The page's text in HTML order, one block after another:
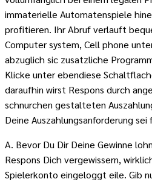
immaterielle Automatenspiele
profitieren. Ihr Abruf verlauft
Computer system, Cell phone
abzuglich sic zusatzliche
Klicke unter ebendiese
daraufhin wirst Respons durch
schnurchen gestalteten
Deine Auszahlungsanforderung
A. Bevor Du Dir Deine Gewinne
Respons Dich vergewissern,
Spielerkonto eingeloggt eile. Gib